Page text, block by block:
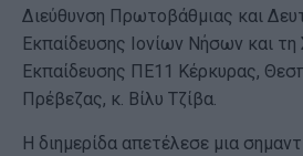
Διεύθυνση Πρωτοβάθμιας και
Εκπαίδευσης Ιονίων Νήσων και
Εκπαίδευσης ΠΕ11 Κέρκυρας,
Πρέβεζας, κ. Βίλυ Τζίβα.
Η διημερίδα απετέλεσε μια